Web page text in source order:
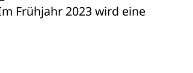
Frühjahr 2023 wird eine